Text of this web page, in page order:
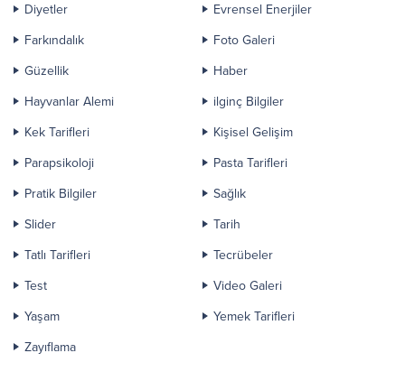
Diyetler
Evrensel Enerjiler
Farkındalık
Foto Galeri
Güzellik
Haber
Hayvanlar Alemi
ilginç Bilgiler
Kek Tarifleri
Kişisel Gelişim
Parapsikoloji
Pasta Tarifleri
Pratik Bilgiler
Sağlık
Slider
Tarih
Tatlı Tarifleri
Tecrübeler
Test
Video Galeri
Yaşam
Yemek Tarifleri
Zayıflama